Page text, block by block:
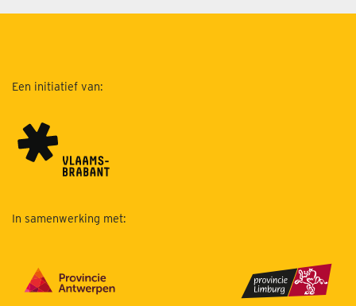
Een initiatief van:
In samenwerking met: